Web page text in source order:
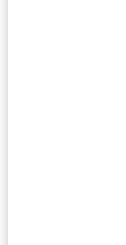
semaines
rétrécissement des
niveau du cœur de
du canal artériel) peut
traitement de
mois
20 et 24 semaines
médecin peut
surveillance
Si vous avez pris ce
vous étiez enceinte,
immédiatement à
qu’une surveillance
L’aspirine passant
médicament est
l’allaitement.
médecin ou à votre